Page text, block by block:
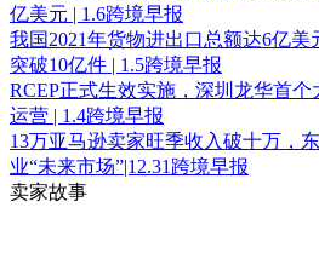
亿美元 | 1.6跨境早报
我国2021年货物进出口总额达6亿美
突破10亿件 | 1.5跨境早报
RCEP正式生效实施，深圳龙华首
运营 | 1.4跨境早报
13万亚马逊卖家旺季收入破十万，
业“未来市场”|12.31跨境早报
卖家故事